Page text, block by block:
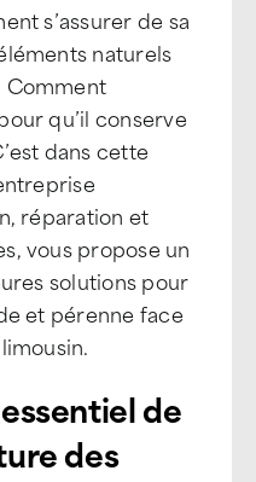
s’assurer de sa
naturels
Comment
qu’il conserve
dans cette
réparation et
vous propose un
solutions pour
et pérenne face
de
des